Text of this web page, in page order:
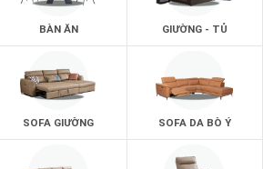
BÀN ĂN GIƯỜNG - TỦ
SOFA GIƯỜNG SOFA DA BÒ Ý